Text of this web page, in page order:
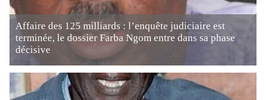
Affaire des 125 milliards : l’enquête judiciaire est
terminée, le dossier Farba Ngom entre dans sa phase
décisive